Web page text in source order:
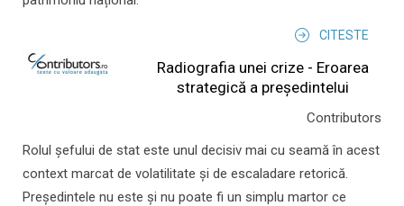
CITESTE
Radiografia unei crize - Eroarea
strategică a președintelui
Contributors
Rolul şefului de stat este unul decisiv mai cu seamă în acest
context marcat de volatilitate şi de escaladare retorică.
Preşedintele nu este şi nu poate fi un simplu martor ce